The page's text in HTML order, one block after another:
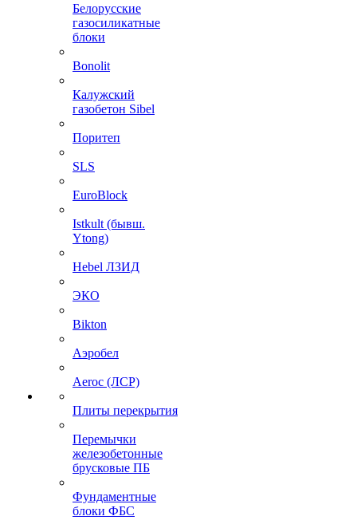
Белорусские
газосиликатные
блоки
Bonolit
Калужский
газобетон Sibel
Поритеп
SLS
EuroBlock
Istkult (бывш.
Ytong)
Hebel ЛЗИД
ЭКО
Bikton
Аэробел
Aeroc (ЛСР)
Плиты перекрытия
Перемычки
железобетонные
брусковые ПБ
Фундаментные
блоки ФБС